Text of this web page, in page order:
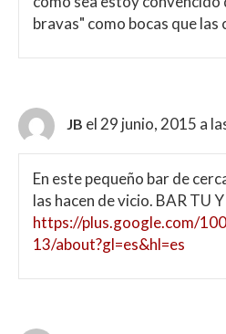
bravas" como bocas que las
JB el 29 junio, 2015 a
En este pequeño bar de
las hacen de vicio. BAR TU
https://plus.google.com/
13/about?gl=es&hl=es